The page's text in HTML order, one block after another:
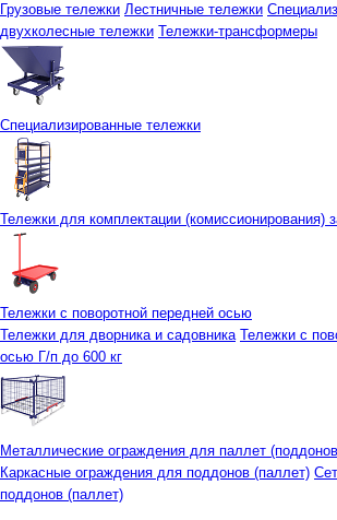
Грузовые тележки Лестничные тележки
двухколесные тележки Тележки-трансформеры
Специализированные тележки
Тележки для комплектации (комиссионирования)
Тележки с поворотной передней осью
Тележки для дворника и садовника Тележки с
осью Г/п до 600 кг
Металлические ограждения для паллет
Каркасные ограждения для поддонов (паллет)
поддонов (паллет)